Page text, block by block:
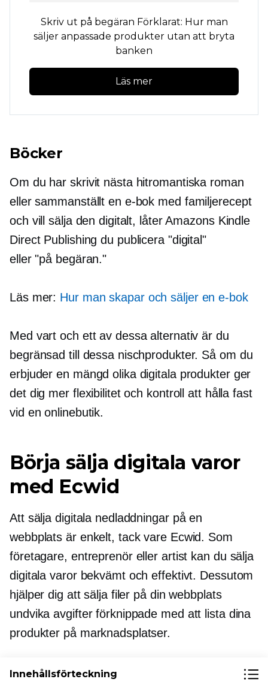
Skriv ut på begäran Förklarat: Hur man
säljer anpassade produkter utan att bryta
banken
Läs mer
Böcker
Om du har skrivit nästa hitromantiska roman
eller sammanställt en e-bok med familjerecept
och vill sälja den digitalt, låter Amazons Kindle
Direct Publishing du publicera "digital"
eller"på begäran."
Läs mer: Hur man skapar och säljer en e-bok
Med vart och ett av dessa alternativ är du
begränsad till dessa nischprodukter. Så om du
erbjuder en mängd olika digitala produkter ger
det dig mer flexibilitet och kontroll att hålla fast
vid en onlinebutik.
Börja sälja digitala varor
med Ecwid
Att sälja digitala nedladdningar på en
webbplats är enkelt, tack vare Ecwid. Som
företagare, entreprenör eller artist kan du sälja
digitala varor bekvämt och effektivt. Dessutom
hjälper dig att sälja filer på din webbplats
undvika avgifter förknippade med att lista dina
produkter på marknadsplatser.
Ecwid erbjuder många fördelar, såsom säker
Innehållsförteckning